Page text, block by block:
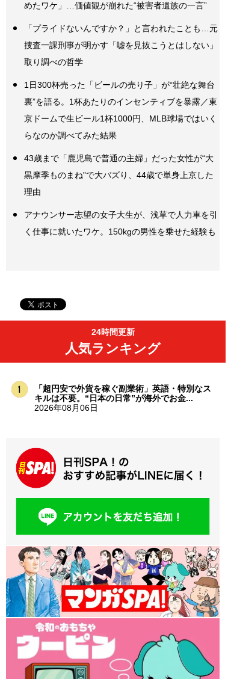
めたワケ」…価値観が崩れた“被害者遺族の一言”
「プライドないんですか？」と言われたことも…元
捜査一課刑事が明かす「嘘を見抜こうとはしない」
取り調べの哲学
1日300杯売った「ビールの売り子」が“壮絶な舞台
裏”を語る。1杯あたりのインセンティブを暴露／東
京ドームで生ビール1杯1000円、MLB球場ではいく
らなのか調べてみた結果
43歳まで「鹿児島で普通の主婦」だった女性が“大
黒摩季ものまね”で大バズり、44歳で単身上京した
理由
アナウンサー志望の女子大生が、浅草で人力車を引
く仕事に就いたワケ。150kgの男性を乗せた経験も
24時間更新
人気ランキング
「超円安で外貨を稼ぐ副業術」英語・特別なス
キルは不要。“日本の日常”が海外でお金...
2026年08月06日